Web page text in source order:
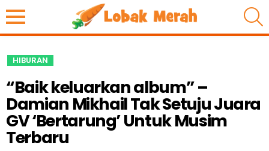
HIBURAN
“Baik keluarkan album” –
Damian Mikhail Tak Setuju Juara
GV ‘Bertarung’ Untuk Musim
Terbaru